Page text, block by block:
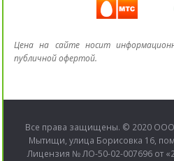
Цена на сайте носит
публичной офертой.
Все права защищены. © 2020 ООО
Мытищи, улица Борисовка 16,
Лицензия № ЛО-50-02-007696 от